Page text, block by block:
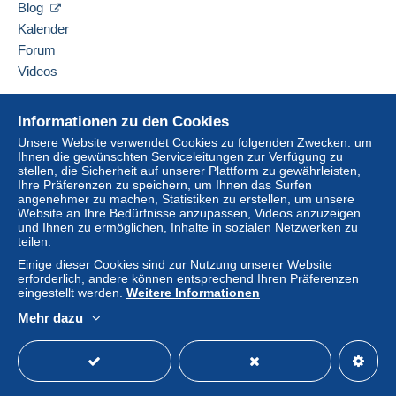
integrierte Zahlungssystem erfolgt
Kauf kann Konsequenzen für das Konto des
Käufers nach sich ziehen.
Klauseln enthalten, die sich auf die Zahlung
beziehen, sind diese Klauseln als nichtig zu
betrachten. Es gelten ausschließlich die
Zahlungsbedingungen der Delcampe-Website, wie
sie in den Nutzungsbedingungen definiert sind.
Käufe müssen, nachdem der Verkäufer die
Tagenbezahlt werden.
Tarif : 2026
21Gr. à 100Gr. ) // 5,50€ ( 101Gr. à 250Gr. ) // 7,60€
( 251Gr. à 500Gr. ) // 9,40€ ( 501Gr. à 1Kg. )
- frais de port INTERNATIONAL : 2,40€ ( - 20 Gr. ) //
hinzufügen
Informationen zu den Cookies
Unsere Website verwendet Cookies zu folgenden Zwecken: um
Ihnen die gewünschten Serviceleitungen zur Verfügung zu
stellen, die Sicherheit auf unserer Plattform zu gewährleisten,
Ihre Präferenzen zu speichern, um Ihnen das Surfen
angenehmer zu machen, Statistiken zu erstellen, um unsere
Website an Ihre Bedürfnisse anzupassen, Videos anzuzeigen
und Ihnen zu ermöglichen, Inhalte in sozialen Netzwerken zu
teilen.
Einige dieser Cookies sind zur Nutzung unserer Website
erforderlich, andere können entsprechend Ihren Präferenzen
eingestellt werden. Weitere Informationen
Mehr dazu
Blog
Kalender
Forum
Videos
Online-Hilfe
Auf Delcampe kaufen
Auf Delcampe verkaufen
Eine sichere Website